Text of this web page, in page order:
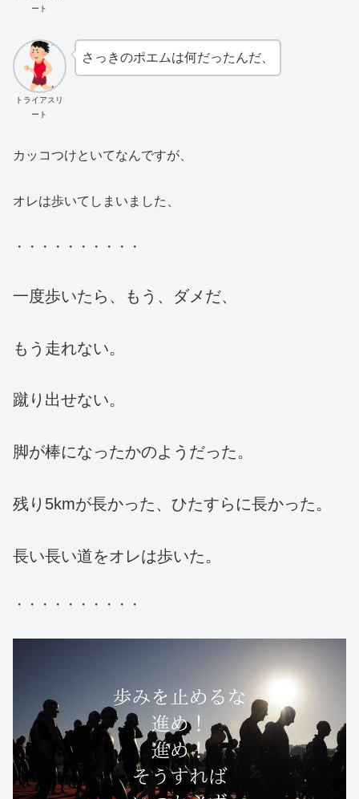
ート
トライアスリ
ート
さっきのポエムは何だったんだ、
カッコつけといてなんですが、
オレは歩いてしまいました、
・・・・・・・・・・
一度歩いたら、もう、ダメだ、
もう走れない。
蹴り出せない。
脚が棒になったかのようだった。
残り5kmが長かった、ひたすらに長かった。
長い長い道をオレは歩いた。
・・・・・・・・・・